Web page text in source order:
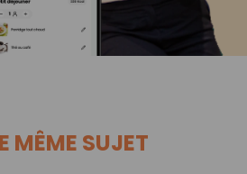
MÊME SUJET